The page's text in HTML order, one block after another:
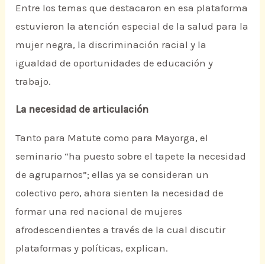
Entre los temas que destacaron en esa plataforma
estuvieron la atención especial de la salud para la
mujer negra, la discriminación racial y la
igualdad de oportunidades de educación y
trabajo.
La necesidad de articulación
Tanto para Matute como para Mayorga, el
seminario “ha puesto sobre el tapete la necesidad
de agruparnos”; ellas ya se consideran un
colectivo pero, ahora sienten la necesidad de
formar una red nacional de mujeres
afrodescendientes a través de la cual discutir
plataformas y políticas, explican.